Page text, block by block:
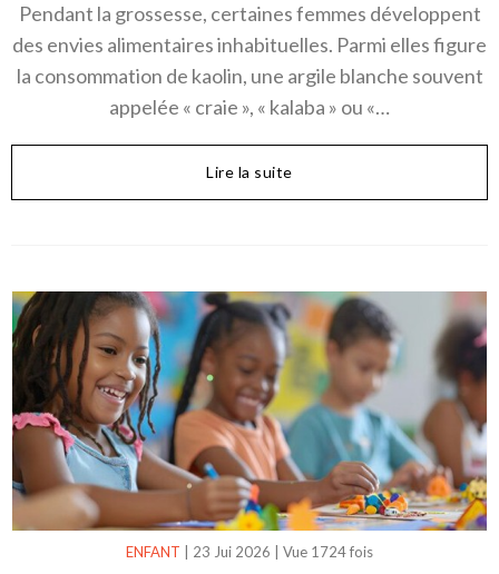
Pendant la grossesse, certaines femmes développent
des envies alimentaires inhabituelles. Parmi elles figure
la consommation de kaolin, une argile blanche souvent
appelée « craie », « kalaba » ou «…
Lire la suite
ENFANT 23 Jui 2026 Vue 1724 fois